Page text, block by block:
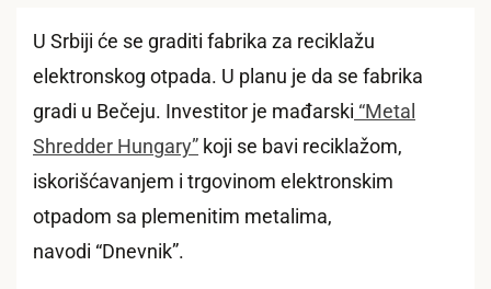
U Srbiji će se graditi fabrika za reciklažu
elektronskog otpada. U planu je da se fabrika
gradi u Bečeju. Investitor je mađarski “Metal
Shredder Hungary” koji se bavi reciklažom,
iskorišćavanjem i trgovinom elektronskim
otpadom sa plemenitim metalima,
navodi “Dnevnik”.